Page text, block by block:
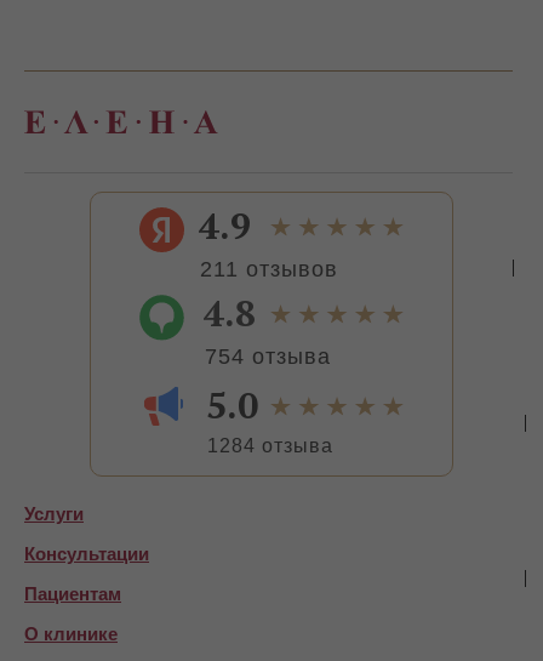
Пациентам
Консультации
Услуги
О клинике
211 отзывов
4.9
754 отзыва
4.8
1284 отзыва
5.0